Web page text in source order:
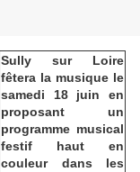
Sully sur Loire
fêtera la musique le
samedi 18 juin en
proposant un
programme musical
festif haut en
couleur dans les